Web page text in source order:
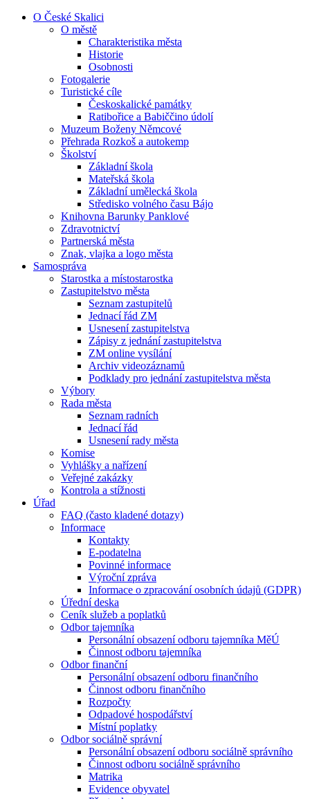
O České Skalici
O městě
Charakteristika města
Historie
Osobnosti
Fotogalerie
Turistické cíle
Českoskalické památky
Ratibořice a Babiččino údolí
Muzeum Boženy Němcové
Přehrada Rozkoš a autokemp
Školství
Základní škola
Mateřská škola
Základní umělecká škola
Středisko volného času Bájo
Knihovna Barunky Panklové
Zdravotnictví
Partnerská města
Znak, vlajka a logo města
Samospráva
Starostka a místostarostka
Zastupitelstvo města
Seznam zastupitelů
Jednací řád ZM
Usnesení zastupitelstva
Zápisy z jednání zastupitelstva
ZM online vysílání
Archiv videozáznamů
Podklady pro jednání zastupitelstva města
Výbory
Rada města
Seznam radních
Jednací řád
Usnesení rady města
Komise
Vyhlášky a nařízení
Veřejné zakázky
Kontrola a stížnosti
Úřad
FAQ (často kladené dotazy)
Informace
Kontakty
E-podatelna
Povinné informace
Výroční zpráva
Informace o zpracování osobních údajů (GDPR)
Úřední deska
Ceník služeb a poplatků
Odbor tajemníka
Personální obsazení odboru tajemníka MěÚ
Činnost odboru tajemníka
Odbor finanční
Personální obsazení odboru finančního
Činnost odboru finančního
Rozpočty
Odpadové hospodářství
Místní poplatky
Odbor sociálně správní
Personální obsazení odboru sociálně správního
Činnost odboru sociálně správního
Matrika
Evidence obyvatel